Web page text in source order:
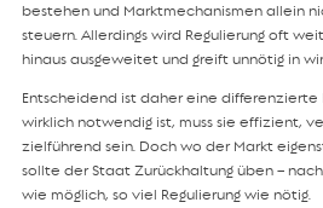
bestehen und Marktmechanismen allein
steuern. Allerdings wird Regulierung oft
hinaus ausgeweitet und greift unnötig in
Entscheidend ist daher eine differenzierte
wirklich notwendig ist, muss sie effizient,
zielführend sein. Doch wo der Markt
sollte der Staat Zurückhaltung üben –
wie möglich, so viel Regulierung wie nötig.